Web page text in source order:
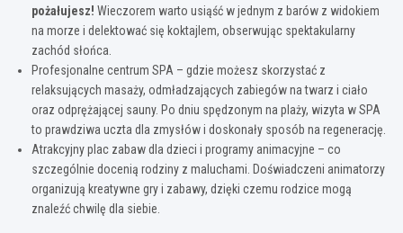
pożałujesz! Wieczorem warto usiąść w jednym z barów z widokiem
na morze i delektować się koktajlem, obserwując spektakularny
zachód słońca.
Profesjonalne centrum SPA – gdzie możesz skorzystać z
relaksujących masaży, odmładzających zabiegów na twarz i ciało
oraz odprężającej sauny. Po dniu spędzonym na plaży, wizyta w SPA
to prawdziwa uczta dla zmysłów i doskonały sposób na regenerację.
Atrakcyjny plac zabaw dla dzieci i programy animacyjne – co
szczególnie docenią rodziny z maluchami. Doświadczeni animatorzy
organizują kreatywne gry i zabawy, dzięki czemu rodzice mogą
znaleźć chwilę dla siebie.